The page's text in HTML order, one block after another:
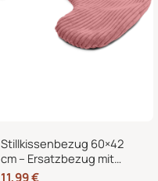
Stillkissenbezug 60×42
cm – Ersatzbezug mit
Reißverschluss für
11,99€